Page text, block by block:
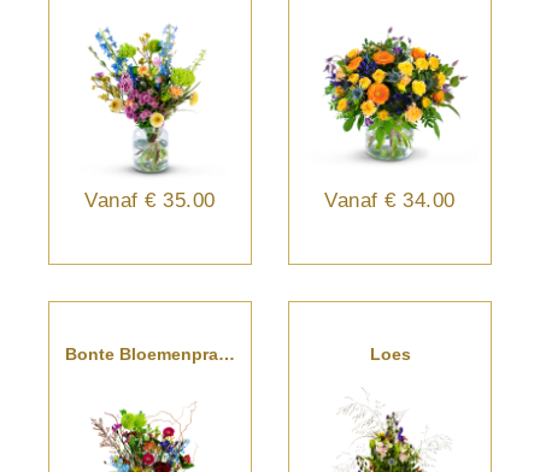
Vanaf € 35.00 Vanaf € 34.00
Bonte Bloemenpracht Loes